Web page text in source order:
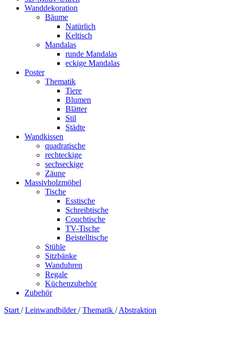
Wanddekoration
Bäume
Natürlich
Keltisch
Mandalas
runde Mandalas
eckige Mandalas
Poster
Thematik
Tiere
Blumen
Blätter
Stil
Städte
Wandkissen
quadratische
rechteckige
sechseckige
Zäune
Massivholzmöbel
Tische
Esstische
Schreibtische
Couchtische
TV-Tische
Beistelltische
Stühle
Sitzbänke
Wanduhren
Regale
Küchenzubehör
Zubehör
Start / Leinwandbilder/ Thematik / Abstraktion